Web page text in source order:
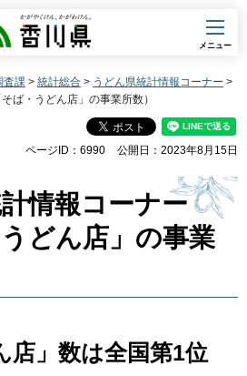
香川県
メニュー
査課 > 統計総合 > うどん県統計情報コーナー >
ば・うどん店」の事業所数）
ページID：6990 公開日：2023年8月15日
情報コーナー
うどん店」の事業
店」数は全国第1位